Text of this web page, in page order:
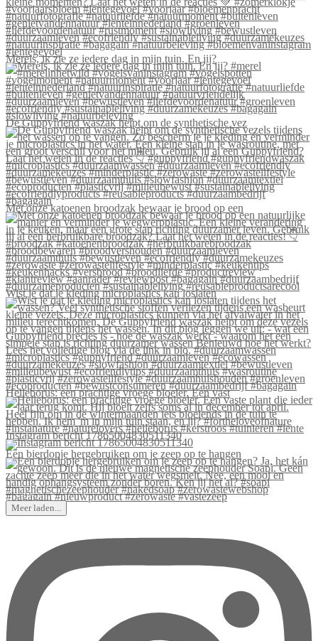
Merels, ik zie ze iedere dag in mijn tuin. En jij?
De Guppyfriend waszak helpt om de synthetische vez
Met onze katoenen broodzak bewaar je brood op een
Wist je dat je kleding microplastics kan loslaten
Helleborus: een prachtige vroege bloeier. Een vast
Instagram bericht 17865004830511340
Een bierdopje hergebruiken om je zeep op te hangen
Meer laden...